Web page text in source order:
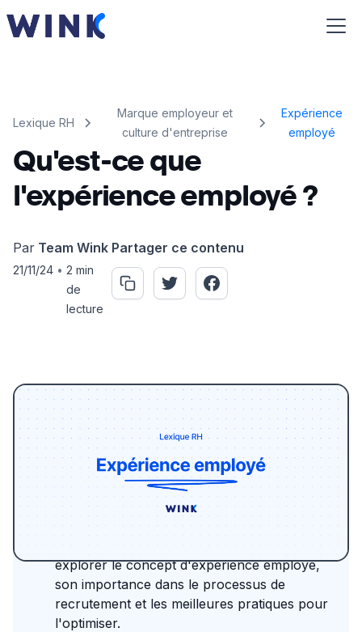
Lexique RH
Marque employeur et
culture d'entreprise
Expérience
employé
Qu'est-ce que
l'expérience employé ?
Par Team Wink
21/11/24 • 2 min
de
lecture
Partager ce contenu
L'expérience employé est un terme qui
résonne avec force dans le monde des
ressources humaines. Mais qu'englobe-t-il
réellement et pourquoi est-il devenu un
élément incontournable du recrutement
explorer le concept d'expérience employé,
son importance dans le processus de
recrutement et les meilleures pratiques pour
l'optimiser.